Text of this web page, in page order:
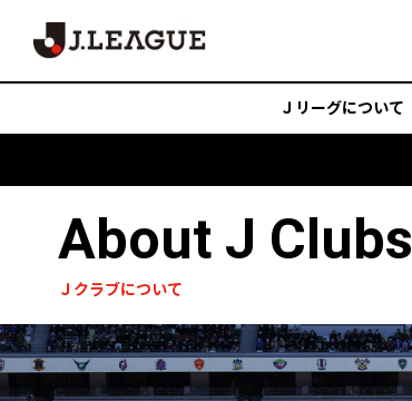
Ｊリーグについて
About J Clubs
Ｊクラブについて